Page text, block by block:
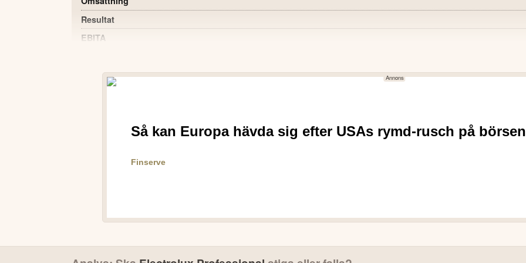
Resultat
EBITA
Rörelsemarginal
Rörelsemarginalen var stabil trots minskad försäljning.
Nettoomsättningen
Försäljningen minskade